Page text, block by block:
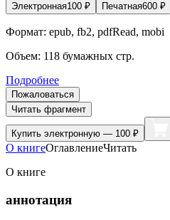
Электронная100 ₽ Печатная600 ₽
Формат: epub, fb2, pdfRead, mobi
Объем: 118 бумажных стр.
Подробнее
Пожаловаться
Читать фрагмент
Купить электронную — 100 ₽
О книгеОглавлениеЧитать
О книге
аннотация